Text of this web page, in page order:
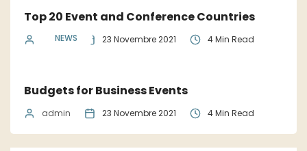
Top 20 Event and Conference Countries
admin 23 Novembre 2021 4 Min Read
NEWS
Budgets for Business Events
admin 23 Novembre 2021 4 Min Read